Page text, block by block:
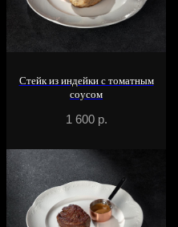
Стейк из индейки с томатным
соусом
1 600 р.